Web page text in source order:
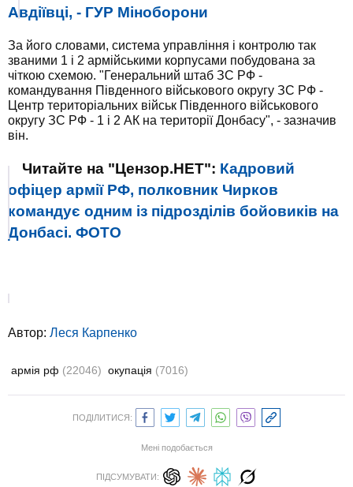
Авдіївці, - ГУР Міноборони
За його словами, система управління і контролю так
званими 1 і 2 армійськими корпусами побудована за
чіткою схемою. "Генеральний штаб ЗС РФ -
командування Південного військового округу ЗС РФ -
Центр територіальних військ Південного військового
округу ЗС РФ - 1 і 2 АК на території Донбасу", - зазначив
він.
Читайте на "Цензор.НЕТ": Кадровий
офіцер армії РФ, полковник Чирков
командує одним із підрозділів бойовиків на
Донбасі. ФОТО
Автор: Леся Карпенко
армія рф (22046) окупація (7016)
ПОДІЛИТИСЯ:
Мені подобається
ПІДСУМУВАТИ: